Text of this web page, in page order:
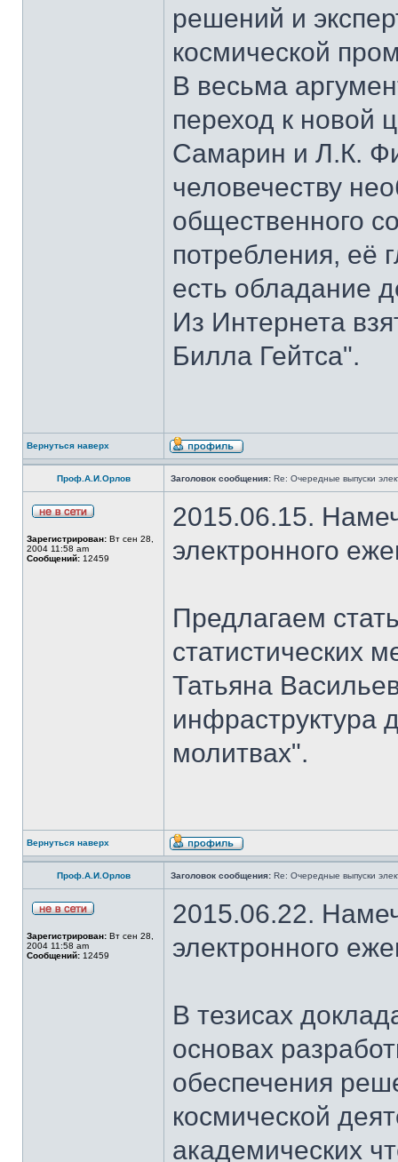
решений и
космической
В весьма
переход к новой
Самарин и Л.К.
человечеству
общественного
потребления, её
есть обладание
Из Интернета
Билла Гейтса".
Вернуться наверх
Проф.А.И.Орлов Заголовок сообщения: Re: Очередные выпуски
Зарегистрирован: Вт сен 28,
2004 11:58 am
Сообщений: 12459
2015.06.15.
электронного
Предлагаем
статистических
Татьяна
инфраструктура
молитвах".
Вернуться наверх
Проф.А.И.Орлов Заголовок сообщения: Re: Очередные выпуски
Зарегистрирован: Вт сен 28,
2004 11:58 am
Сообщений: 12459
2015.06.22.
электронного
В тезисах
основах
обеспечения
космической
академических